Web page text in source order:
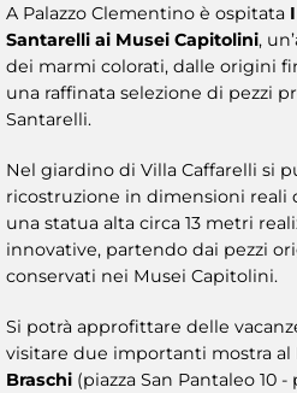
A Palazzo Clementino è ospitata
Santarelli ai Musei Capitolini,
dei marmi colorati, dalle origini
una raffinata selezione di pezzi
Santarelli.
Nel giardino di Villa Caffarelli si
ricostruzione in dimensioni reali
una statua alta circa 13 metri
innovative, partendo dai pezzi
conservati nei Musei Capitolini.
Si potrà approfittare delle
visitare due importanti mostra al
Braschi (piazza San Pantaleo 10 -